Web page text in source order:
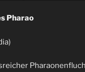
Pharao